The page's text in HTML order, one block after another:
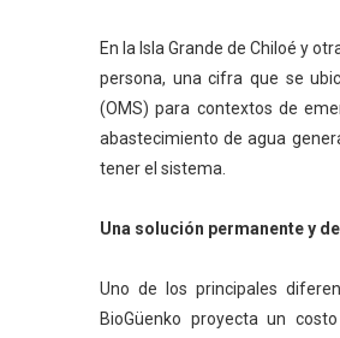
En la Isla Grande de Chiloé y
persona, una cifra que se
(OMS) para contextos de
abastecimiento de agua
tener el sistema.
Una solución permanente y
Uno de los principales
BioGüenko proyecta un